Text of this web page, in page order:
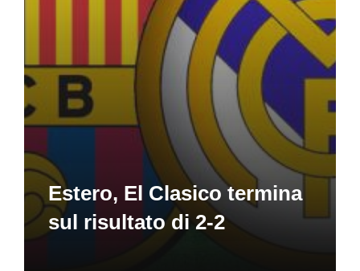
Estero, El Clasico termina
sul risultato di 2-2